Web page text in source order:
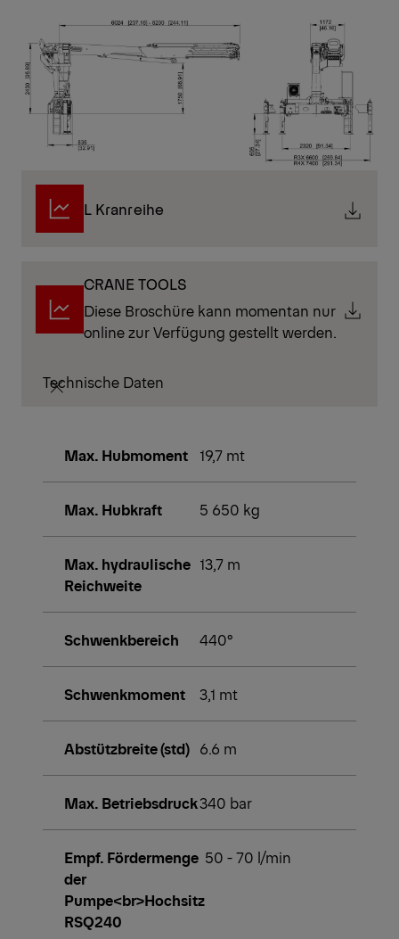
L Kranreihe
CRANE TOOLS
Diese Broschüre kann momentan nur
online zur Verfügung gestellt werden.
Technische Daten
Max. Hubmoment 19,7 mt
Max. Hubkraft 5 650 kg
Max. hydraulische
Reichweite
13,7 m
Schwenkbereich 440°
Schwenkmoment 3,1 mt
Abstützbreite (std) 6.6 m
Max. Betriebsdruck340 bar
Empf. Fördermenge
der
Pumpe<br>Hochsitz
RSQ240
50 - 70 l/min